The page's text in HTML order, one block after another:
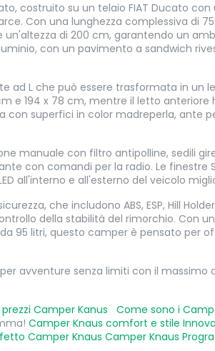
costruito su un telaio FIAT Ducato
Con una lunghezza complessiva di
di 200 cm, garantendo un
con un pavimento a sandwich
ad L che può essere trasformata in un
e 194 x 78 cm, mentre il letto anteriore
con superfici in color madreperla, ante
manuale con filtro antipolline, sedili
con comandi per la radio. Le finestre
all'interno e all'esterno del veicolo
che includono ABS, ESP, Hill
della stabilità del rimorchio. Con
95 litri, questo camper è pensato per
avventure senza limiti con il massimo
Camper Kanus
Come sono i
Camper Knaus comfort e stile
Camper Knaus Camper Knaus